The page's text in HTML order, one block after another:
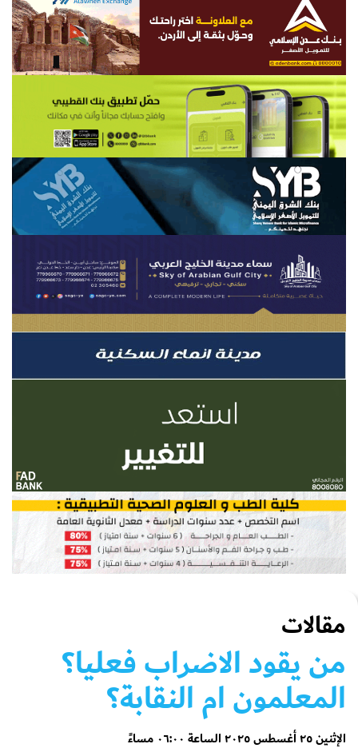
مقالات
من يقود الاضراب فعليا؟
المعلمون ام النقابة؟
الإثنين ٢٥ أغسطس ٢٠٢٥ الساعة ٠٦:٠٠ مساءً